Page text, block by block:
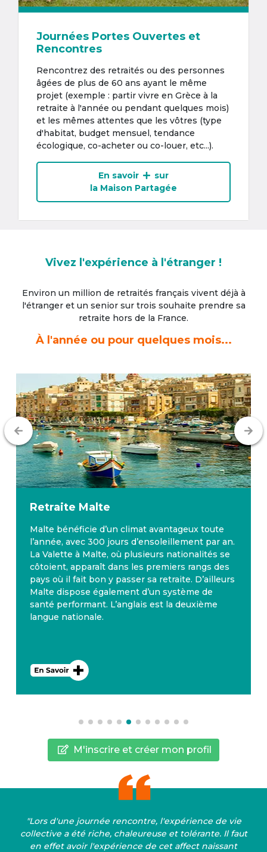
Journées Portes Ouvertes et
Rencontres
Rencontrez des retraités ou des personnes
âgées de plus de 60 ans ayant le même
projet (exemple : partir vivre en Grèce à la
retraite à l'année ou pendant quelques mois)
et les mêmes attentes que les vôtres (type
d'habitat, budget mensuel, tendance
écologique, co-acheter ou co-louer, etc...).
En savoir
sur
la Maison Partagée
Vivez l'expérience à l'étranger !
Environ un million de retraités français vivent déjà à
l'étrangeret un senior sur trois souhaite prendre sa
retraite hors de la France.
À l'année ou pour quelques mois...
Retraite Malte
Malte bénéficie d’un climat avantageux toute
l’année, avec 300 jours d’ensoleillement par an.
La Valette à Malte, où plusieurs nationalités se
côtoient, apparaît dans les premiers rangs des
pays où il fait bon y passer sa retraite. D’ailleurs
Malte dispose également d’un système de
santé performant. L’anglais est la deuxième
langue nationale.
M'inscrire et créer mon profil
"Lors d'une journée rencontre, l'expérience de vie
collective a été riche, chaleureuse et tolérante. Il faut
en effet avoir l'expérience de cet affect naissant